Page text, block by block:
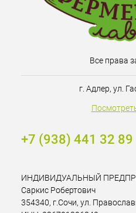
Все права
г. Адлер, ул.
+7 (938) 441 32 89
ИНДИВИДУАЛЬНЫЙ
Саркис Робертович
354340, г.Сочи, ул.